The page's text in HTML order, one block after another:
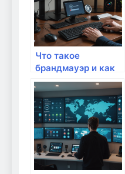
Что такое
брандмауэр и как
правильно его
настроить в
домашней сети:
полный гид для
безопасного
интернета